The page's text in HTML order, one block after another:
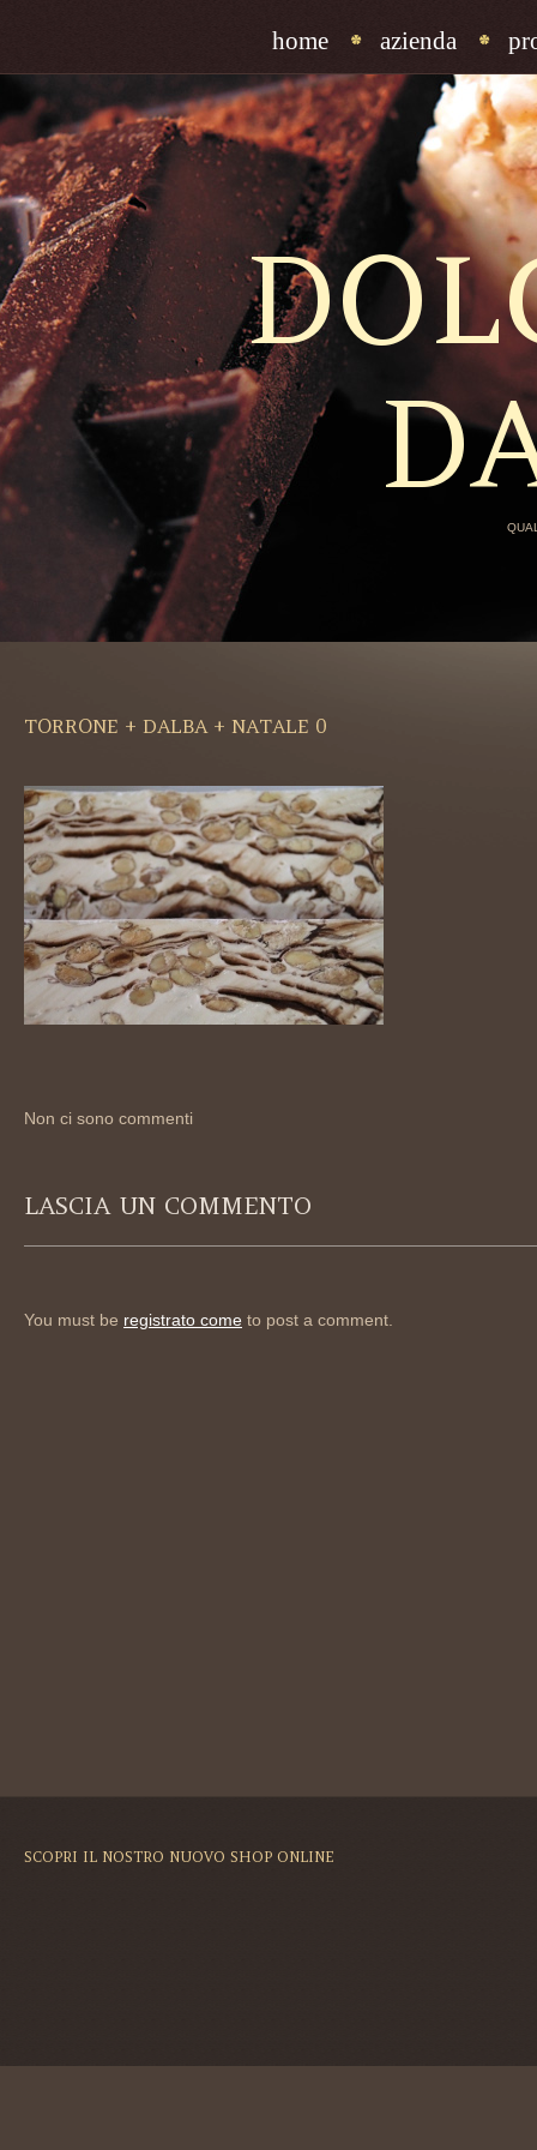
home azienda
TORRONE + DALBA + NATALE 0
Non ci sono commenti
LASCIA UN COMMENTO
You must be registrato come to post a comment.
SCOPRI IL NOSTRO NUOVO SHOP ONLINE